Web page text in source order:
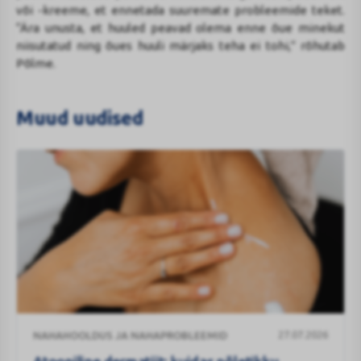
või -kreeme, et ennetada suuremate probleemide teket.
“Ära unusta, et huuled peavad olema enne õue minekut
niisutatud ning õues huuli märjaks teha ei tohi,” rõhutab
Põlme.
Muud uudised
dermatiit:
kuidas
NAHAHOOLDUS JA NAHAPROBLEEMID